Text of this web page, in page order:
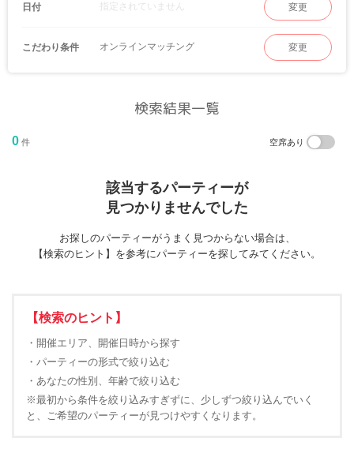
日付 指定されていません 変更
こだわり条件 オンラインマッチング 変更
検索結果一覧
0 件 空席あり
該当するパーティーが
見つかりませんでした
お探しのパーティーがうまく見つからない場合は、
【検索のヒント】を参考にパーティーを探してみてください。
【検索のヒント】
・開催エリア、開催日時から探す
・パーティーの形式で絞り込む
・あなたの性別、年齢で絞り込む
※最初から条件を絞り込みすぎずに、少しずつ絞り込んでいく
と、ご希望のパーティーが見つけやすくなります。